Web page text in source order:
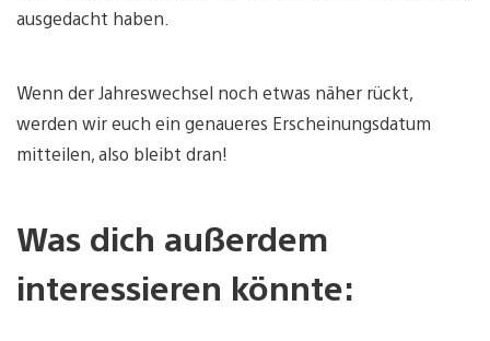
ausgedacht haben.
Wenn der Jahreswechsel noch etwas näher rückt,
werden wir euch ein genaueres Erscheinungsdatum
mitteilen, also bleibt dran!
Was dich außerdem
interessieren könnte: